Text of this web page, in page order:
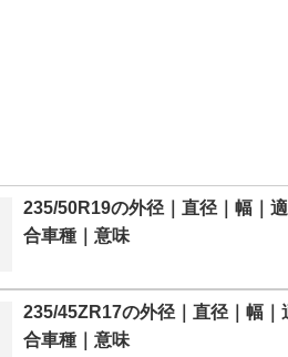
235/50R19の外径｜直径｜幅｜適
合車種｜意味
235/45ZR17の外径｜直径｜幅｜
合車種｜意味